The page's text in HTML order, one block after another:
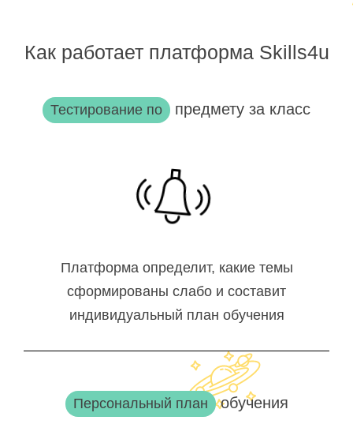
Как работает платформа Skills4u
Тестирование по предмету за класс
Платформа определит, какие темы
сформированы слабо и составит
индивидуальный план обучения
Персональный план обучения